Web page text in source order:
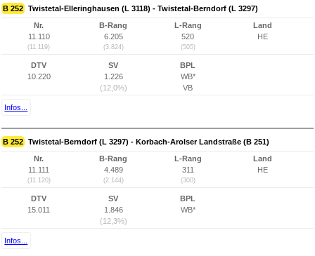
B 252 Twistetal-Elleringhausen (L 3118) - Twistetal-Berndorf (L 3297)
Nr.
11.110
(11.119)
B-Rang
6.205
(3.824)
L-Rang
520
(505)
Land
HE
DTV
10.220
SV
1.226
(12,0%)
BPL
WB*
VB
Infos...
B 252 Twistetal-Berndorf (L 3297) - Korbach-Arolser Landstraße (B 251)
Nr.
11.111
(11.120)
B-Rang
4.489
(2.144)
L-Rang
311
(300)
Land
HE
DTV
15.011
SV
1.846
(12,3%)
BPL
WB*
Infos...